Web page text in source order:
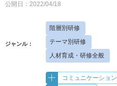
公開日：2022/04/18
ジャンル：
階層別研修
テーマ別研修
人材育成・研修全般
コミュニケーション